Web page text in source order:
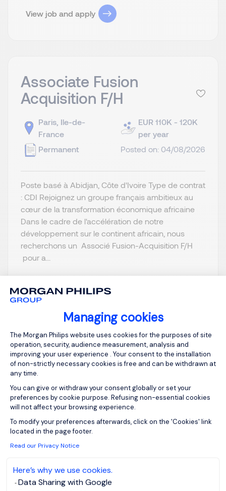
Managing cookies
Consent Management Platform:
The Morgan Philips website uses cookies for the purposes of site
operation, security, audience measurement, analysis and
improving your user experience . Your consent to the installation
of non-strictly necessary cookies is free and can be withdrawn at
any time.
You can give or withdraw your consent globally or set your
preferences by cookie purpose. Refusing non-essential cookies
will not affect your browsing experience.
To modify your preferences afterwards, click on the 'Cookies' link
located in the page footer.
Read our Privacy Notice
Here’s why we use cookies.
Data Sharing with Google
View job and apply
Associate Fusion
Acquisition F/H
Paris, Ile-de-
France
Permanent
EUR 110K - 120K
per year
Posted on: 04/08/2026
Poste basé à Abidjan, Côte d'Ivoire Type de contrat
: CDI Rejoignez un groupe français ambitieux au
cœur de la transformation économique africaine
Dans le cadre de l'accélération de notre
développement sur le continent africain, nous
recherchons un Associé Fusion-Acquisition F/H
pour a...
View job and apply
Comptable Général F/H
Maisons-Laffitte,
Ile-de-France
Permanent
EUR 45K - 50K
View the video